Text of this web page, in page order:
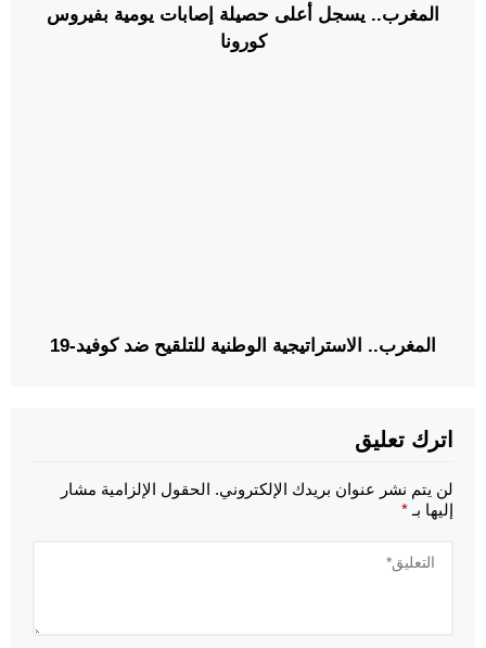
المغرب.. يسجل أعلى حصيلة إصابات يومية بفيروس
كورونا
المغرب.. الاستراتيجية الوطنية للتلقيح ضد كوفيد-19
اترك تعليق
لن يتم نشر عنوان بريدك الإلكتروني. الحقول الإلزامية مشار
إليها بـ *